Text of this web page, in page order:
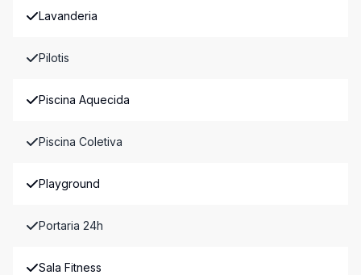
Lavanderia
Pilotis
Piscina Aquecida
Piscina Coletiva
Playground
Portaria 24h
Sala Fitness